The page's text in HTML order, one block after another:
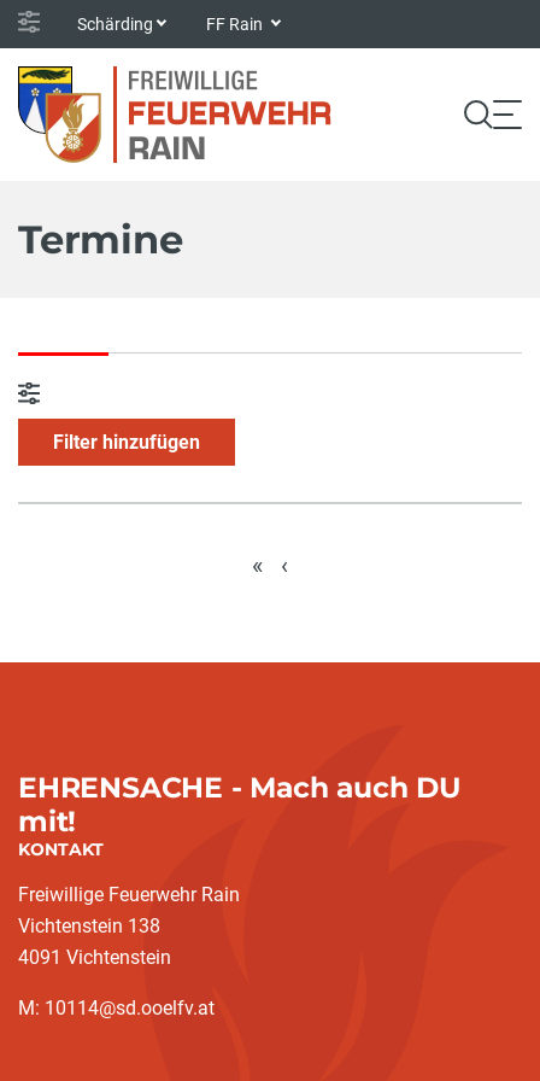
Schärding FF Rain
Termine
Filter hinzufügen
« ‹
EHRENSACHE - Mach auch DU
mit!
KONTAKT
Freiwillige Feuerwehr Rain
Vichtenstein 138
4091 Vichtenstein
M: 10114@sd.ooelfv.at